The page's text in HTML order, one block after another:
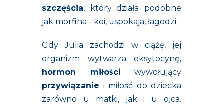
szczęścia, który działa podobne
jak morfina - koi, uspokaja, łagodzi.
Gdy Julia zachodzi w ciążę, jej
organizm wytwarza oksytocynę,
hormon miłości wywołujący
przywiązanie i miłość do dziecka
zarówno u matki, jak i u ojca.